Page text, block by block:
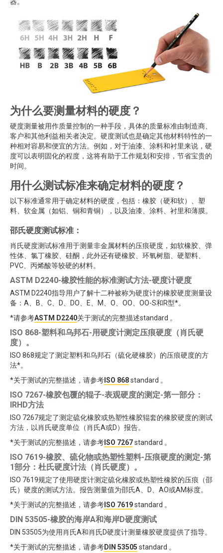
为什么要测量材料的硬度？
硬度测量被用作质量控制的一种手段，具体的质量标准由制造商、
客户和其他利益相关者决定。硬度测试也是确定其他材料特性的一
种相对容易和便宜的方法。例如，对于油漆、涂料和衬里来说，硬
度可以表明固化的程度，这将有助于工作规划和安排，节省宝贵的
时间。
用什么测试标准来确定材料的硬度？
以下标准通常用于确定材料的硬度，包括：橡胶（硬和软）、塑
料、软金属（如铝、铜和青铜），以及油漆、涂料、衬里和薄膜。
邵氏硬度测试标准：
肖氏硬度测试标准用于测量非金属材料的压痕硬度，如软橡胶、弹
性体、氯丁橡胶、硅酮，此外还有硬橡胶、环氧树脂、硬塑料、
PVC、丙烯酸等较硬的材料。
ASTM D2240-橡胶性能的标准测试方法-硬度计硬度
ASTM D2240指导用户了解十二种被称为硬度计的橡胶硬度测量设
备：A、B、C、D、DO、E、M、O、OO、OO-S和R型*。
*请参考ASTM D2240关于测试的完整描述standard 。
ISO 868-塑料和乌邦石-用硬度计测定压痕硬度（肖氏硬
度）。
ISO 868规定了测定塑料和乌邦石（硫化硬橡胶）的压痕硬度的方
法*。
*关于测试的完整描述，请参考 ISO 868standard 。
ISO 7267-橡胶包覆的辊子-表观硬度的测定-第一部分：
IRHD方法
ISO 7267规定了测定硫化橡胶或热塑性橡胶辊套的橡胶硬度的测试
方法，以肖氏硬度单位（肖氏A或D）报告。
*关于测试的完整描述，请参考 ISO 7267standard 。
ISO 7619-橡胶、硫化物或热塑性塑料-压痕硬度的测定-第
1部分：杜氏硬度计法（肖氏硬度）。
ISO 7619规定了使用硬度计测定硫化橡胶或热塑性橡胶的压痕（邵
氏）硬度的测试方法。报告测量值为邵氏A、D、AO或AM标度。
*关于测试的完整描述，请参考 ISO 7619standard 。
DIN 53505-橡胶的海岸A和海岸D硬度测试
DIN 53505为使用肖氏A和肖氏D硬度计测量橡胶硬度提供了指导。
*关于测试的完整描述，请参考DIN 53505 standard 。